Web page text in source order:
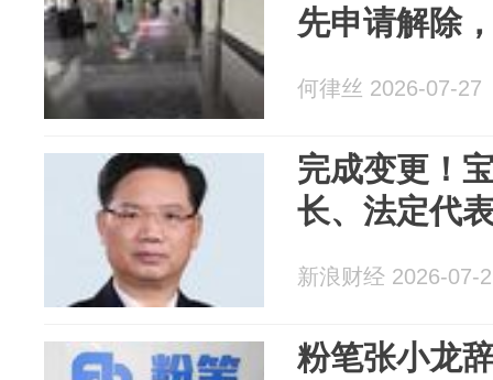
先申请解除
何律丝 2026-07-27
完成变更！
长、法定代
新浪财经 2026-07-
粉笔张小龙